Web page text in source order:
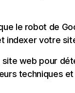
le robot de
indexer votre
site web pour
techniques et